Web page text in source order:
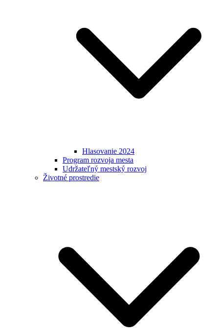
Hlasovanie 2024
Program rozvoja mesta
Udržateľný mestský rozvoj
Životné prostredie